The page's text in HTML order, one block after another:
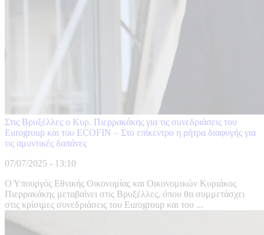
Στις Βρυξέλλες ο Κυρ. Πιερρακάκης για τις συνεδριάσεις του
Eurogroup και του ECOFIN – Στο επίκεντρο η ρήτρα διαφυγής για
τις αμυντικές δαπάνες
07/07/2025 - 13:10
Ο Υπουργός Εθνικής Οικονομίας και Οικονομικών Κυριάκος
Πιερρακάκης μεταβαίνει στις Βρυξέλλες, όπου θα συμμετάσχει
στις κρίσιμες συνεδριάσεις του Eurogroup και του ...